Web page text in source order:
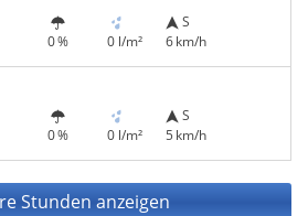
0 % 0 l/m²
S
6 km/h
0 % 0 l/m²
S
5 km/h
Stunden anzeigen